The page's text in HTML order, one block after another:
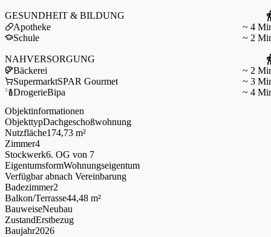
GESUNDHEIT & BILDUNG
Apotheke
~ 4
Schule
~ 2
NAHVERSORGUNG
Bäckerei
~ 2
SupermarktSPAR Gourmet
~ 3
DrogerieBipa
~ 4
Objektinformationen
ObjekttypDachgeschoßwohnung
Nutzfläche174,73 m²
Zimmer4
Stockwerk6. OG von 7
EigentumsformWohnungseigentum
Verfügbar abnach Vereinbarung
Badezimmer2
Balkon/Terrasse44,48 m²
BauweiseNeubau
ZustandErstbezug
Baujahr2026